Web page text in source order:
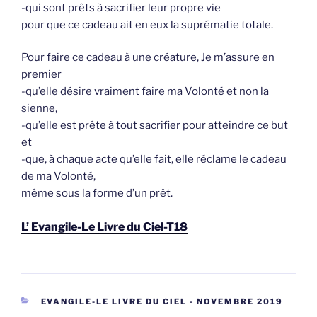
-qui sont prêts à sacrifier leur propre vie
pour que ce cadeau ait en eux la suprématie totale.
Pour faire ce cadeau à une créature, Je m’assure en
premier
-qu’elle désire vraiment faire ma Volonté et non la
sienne,
-qu’elle est prête à tout sacrifier pour atteindre ce but
et
-que, à chaque acte qu’elle fait, elle réclame le cadeau
de ma Volonté,
même sous la forme d’un prêt.
L’ Evangile-Le Livre du Ciel-T18
CATEGORIEËN
EVANGILE-LE LIVRE DU CIEL - NOVEMBRE 2019